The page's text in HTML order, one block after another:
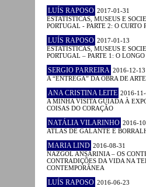
LUÍS RAPOSO 2017-01-31
ESTATÍSTICAS, MUSEUS E
PORTUGAL - PARTE 2: O CURTO
LUÍS RAPOSO 2017-01-13
ESTATÍSTICAS, MUSEUS E
PORTUGAL – PARTE 1: O
SERGIO PARREIRA 2016-12-13
A “ENTREGA” DA OBRA DE ARTE
ANA CRISTINA LEITE 2016-
A MINHA VISITA GUIADA À
COISAS DO CORAÇÃO
NATÁLIA VILARINHO 2016-
ATLAS DE GALANTE E
MARIA LIND 2016-08-31
NAZGOL ANSARINIA – OS
CONTRADIÇÕES DA VIDA NA
CONTEMPORÂNEA
LUÍS RAPOSO 2016-06-23